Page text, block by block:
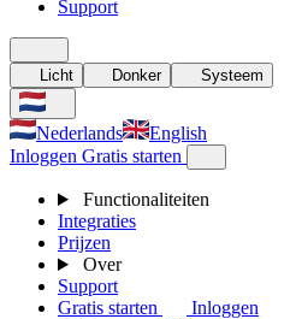
Support
Licht Donker Systeem
Nederlands
English
Inloggen Gratis starten
Functionaliteiten
Integraties
Prijzen
Over
Support
Gratis starten
Inloggen